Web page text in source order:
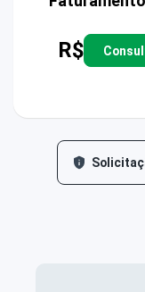
R$